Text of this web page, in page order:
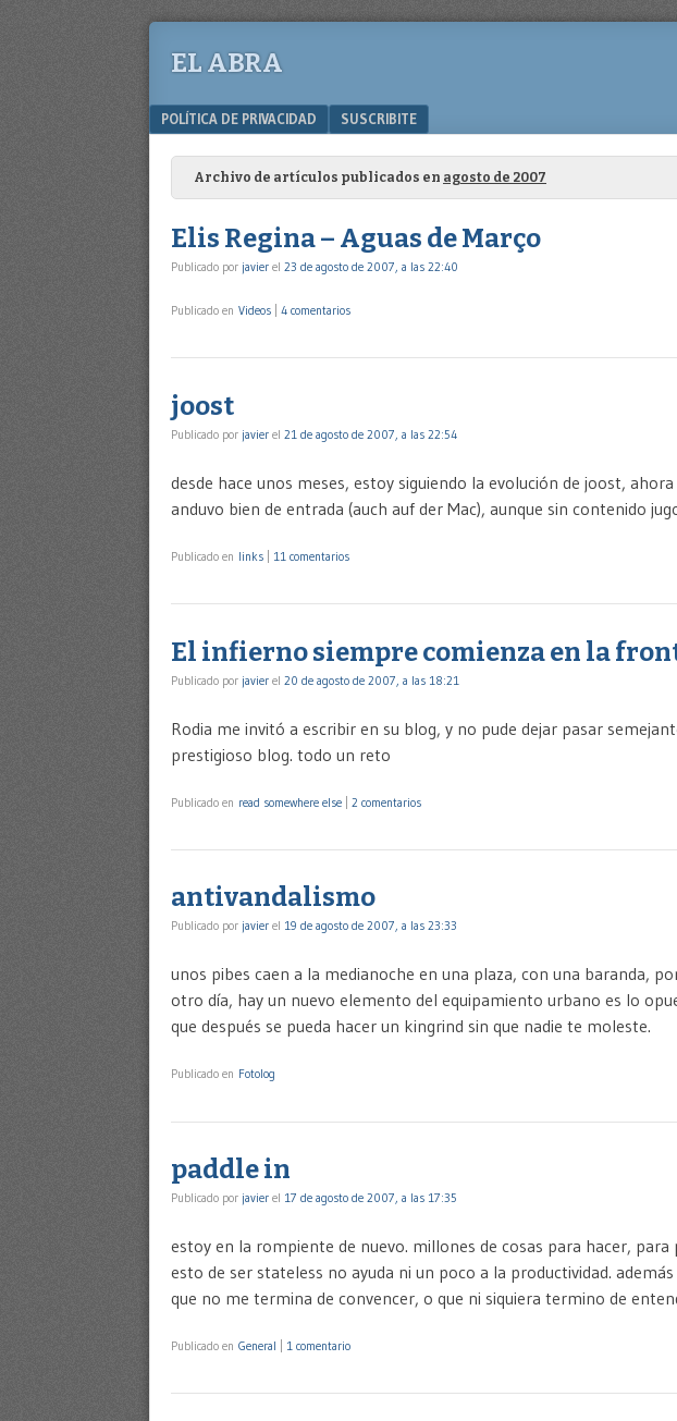
EL ABRA
Menu
SKIP TO CONTENT
POLÍTICA DE PRIVACIDAD SUSCRIBITE
Archivo de artículos publicados en agosto de 2007
Elis Regina – Aguas de Março
Publicado por javier el 23 de agosto de 2007, a las 22:40
Publicado en Videos 4 comentarios
joost
Publicado por javier el 21 de agosto de 2007, a las 22:54
desde hace unos meses, estoy siguiendo la evolución de joost,
anduvo bien de entrada (auch auf der Mac), aunque sin contenido
Publicado en links 11 comentarios
El infierno siempre comienza en la
Publicado por javier el 20 de agosto de 2007, a las 18:21
Rodia me invitó a escribir en su blog, y no pude dejar pasar
prestigioso blog. todo un reto
Publicado en read somewhere else 2 comentarios
antivandalismo
Publicado por javier el 19 de agosto de 2007, a las 23:33
unos pibes caen a la medianoche en una plaza, con una baranda,
otro día, hay un nuevo elemento del equipamiento urbano es lo
que después se pueda hacer un kingrind sin que nadie te moleste.
Publicado en Fotolog
paddle in
Publicado por javier el 17 de agosto de 2007, a las 17:35
estoy en la rompiente de nuevo. millones de cosas para hacer,
esto de ser stateless no ayuda ni un poco a la productividad.
que no me termina de convencer, o que ni siquiera termino de
Publicado en General 1 comentario